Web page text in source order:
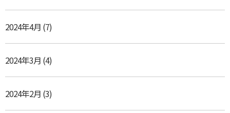
2024年4月 (7)
2024年3月 (4)
2024年2月 (3)